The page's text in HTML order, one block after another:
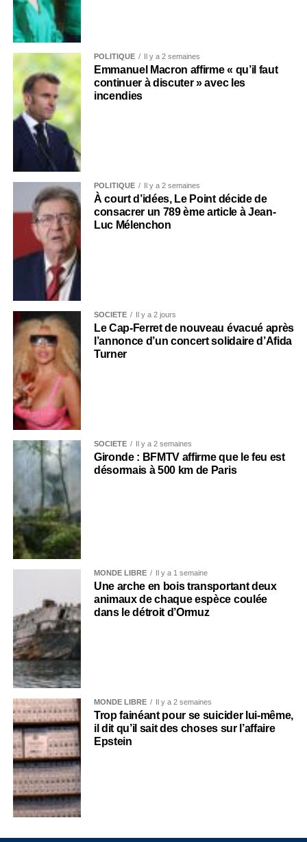
POLITIQUE Il y a 2 semaines
Emmanuel Macron affirme « qu’il faut
continuer à discuter » avec les
incendies
POLITIQUE Il y a 2 semaines
À court d’idées, Le Point décide de
consacrer un 789 ème article à Jean-
Luc Mélenchon
SOCIÉTÉ Il y a 2 jours
Le Cap-Ferret de nouveau évacué après
l’annonce d’un concert solidaire d’Afida
Turner
SOCIÉTÉ Il y a 2 semaines
Gironde : BFMTV affirme que le feu est
désormais à 500 km de Paris
MONDE LIBRE Il y a 1 semaine
Une arche en bois transportant deux
animaux de chaque espèce coulée
dans le détroit d’Ormuz
MONDE LIBRE Il y a 2 semaines
Trop fainéant pour se suicider lui-même,
il dit qu’il sait des choses sur l’affaire
Epstein